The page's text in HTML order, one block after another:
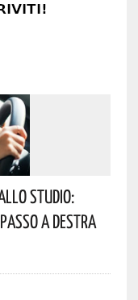
Studio:
A Destra